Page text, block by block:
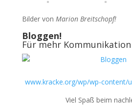
Bilder von Marion Breitschopf!
Bloggen!
Für mehr
www.kracke.org/wp/wp-content/
Viel Spaß beim